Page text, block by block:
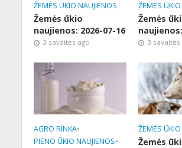
ŽEMĖS ŪKIO NAUJIENOS
Žemės ūkio
naujienos: 2026-07-16
3 savaitės ago
ŽEMĖS
Žemės
3 savaitės
AGRO RINKA•
PIENO ŪKIO NAUJIENOS•
ŽEMĖS
Žemės